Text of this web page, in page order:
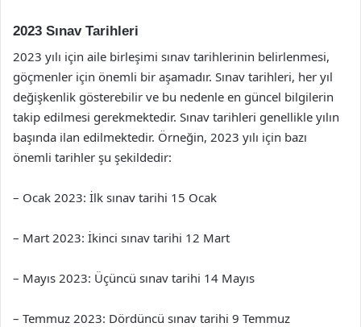
2023 Sınav Tarihleri
2023 yılı için aile birleşimi sınav tarihlerinin belirlenmesi,
göçmenler için önemli bir aşamadır. Sınav tarihleri, her yıl
değişkenlik gösterebilir ve bu nedenle en güncel bilgilerin
takip edilmesi gerekmektedir. Sınav tarihleri genellikle yılın
başında ilan edilmektedir. Örneğin, 2023 yılı için bazı
önemli tarihler şu şekildedir:
– Ocak 2023: İlk sınav tarihi 15 Ocak
– Mart 2023: İkinci sınav tarihi 12 Mart
– Mayıs 2023: Üçüncü sınav tarihi 14 Mayıs
– Temmuz 2023: Dördüncü sınav tarihi 9 Temmuz